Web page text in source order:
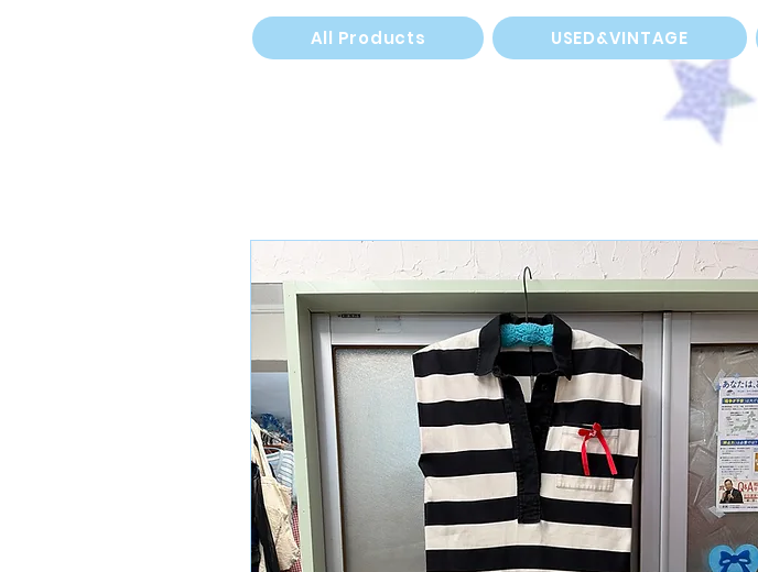
All Products USED&VINTAGE